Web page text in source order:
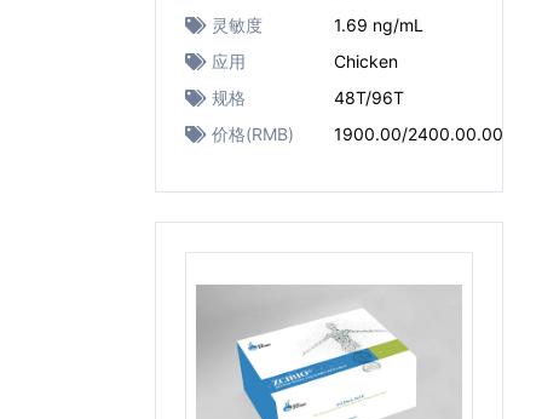
灵敏度
1.69 ng/mL
应用
Chicken
规格
48T/96T
价格(RMB)
1900.00/2400.00.00